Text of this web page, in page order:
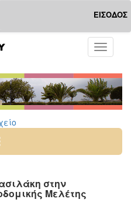
ΕΙΣΟΔΟΣ
Toggle
στην
Μελέτης